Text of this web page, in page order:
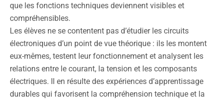
que les fonctions techniques deviennent visibles et
compréhensibles.
Les élèves ne se contentent pas d’étudier les circuits
électroniques d’un point de vue théorique : ils les montent
eux-mêmes, testent leur fonctionnement et analysent les
relations entre le courant, la tension et les composants
électriques. Il en résulte des expériences d’apprentissage
durables qui favorisent la compréhension technique et la